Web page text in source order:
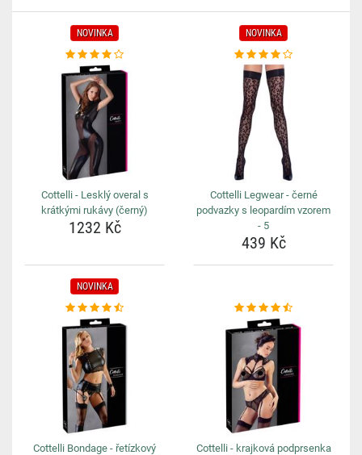
NOVINKA
Cottelli - Lesklý overal s
krátkými rukávy (černý)
1232 Kč
NOVINKA
Cottelli Legwear - černé
podvazky s leopardím vzorem
- 5
439 Kč
NOVINKA
Cottelli Bondage - řetízkový
Cottelli - krajková podprsenka